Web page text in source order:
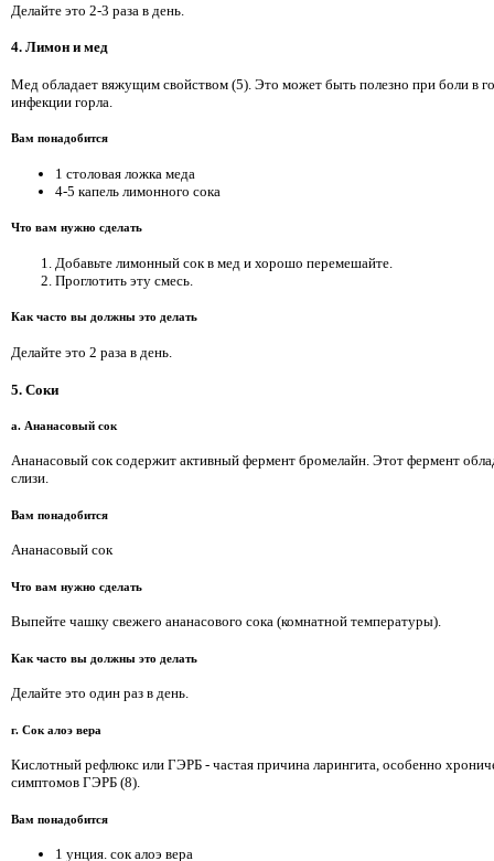
Делайте это 2-3 раза в день.
4. Лимон и мед
Мед обладает вяжущим свойством (5). Это может быть полезно при боли в
инфекции горла.
Вам понадобится
1 столовая ложка меда
4-5 капель лимонного сока
Что вам нужно сделать
Добавьте лимонный сок в мед и хорошо перемешайте.
Проглотить эту смесь.
Как часто вы должны это делать
Делайте это 2 раза в день.
5. Соки
а. Ананасовый сок
Ананасовый сок содержит активный фермент бромелайн. Этот фермент
слизи.
Вам понадобится
Ананасовый сок
Что вам нужно сделать
Выпейте чашку свежего ананасового сока (комнатной температуры).
Как часто вы должны это делать
Делайте это один раз в день.
г. Сок алоэ вера
Кислотный рефлюкс или ГЭРБ - частая причина ларингита, особенно
симптомов ГЭРБ (8).
Вам понадобится
1 унция. сок алоэ вера